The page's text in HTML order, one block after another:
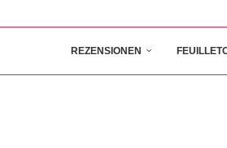
REZENSIONEN